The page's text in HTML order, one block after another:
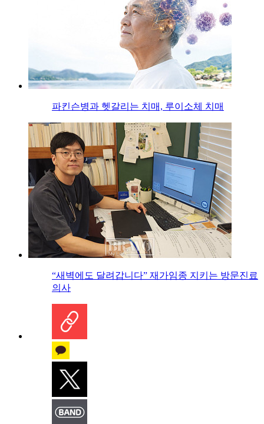
파킨슨병과 헷갈리는 치매, 루이소체 치매
“새벽에도 달려갑니다” 재가임종 지키는 방문진료
의사